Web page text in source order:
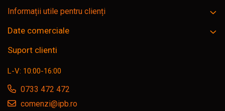
Informații utile pentru clienți
Date comerciale
Suport clienti
L-V: 10:00-16:00
0733 472 472
comenzi@ipb.ro